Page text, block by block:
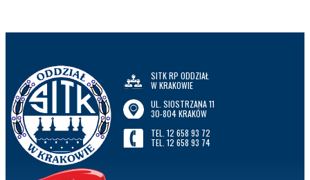
SITK RP ODDZIAŁ
W KRAKOWIE
UL. SIOSTRZANA 11
30-804 KRAKÓW
TEL. 12 658 93 72
TEL. 12 658 93 74